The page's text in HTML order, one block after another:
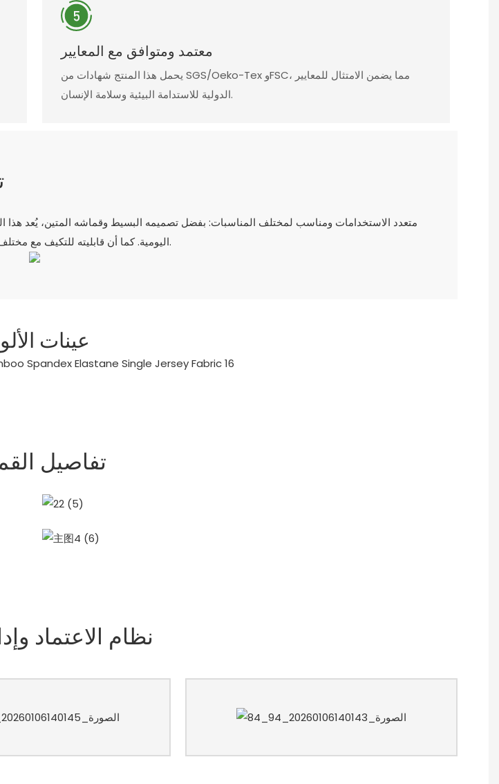
معتمد ومتوافق مع المعايير
يحمل هذا المنتج شهادات من SGS/Oeko-Tex وFSC، مما يضمن الامتثال للمعايير
الدولية للاستدامة البيئية وسلامة الإنسان.
متعدد الاستخدامات ومناسب لمختلف المناسبات: بفضل تصميمه البسيط وقماشه المتين، يُعد هذا
اليومية. كما أن قابليته للتكيف مع مختلف تفضيلات المستخدمين، مثل النساء والرجال والفتيات والفتيان والرضع، تزيد من جاذبيته.
عينات
تفاصيل
نظام الاعتماد